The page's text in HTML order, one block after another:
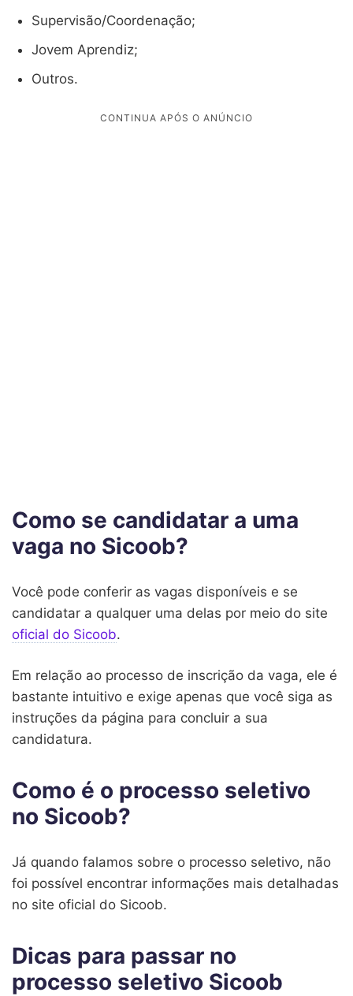
Supervisão/Coordenação;
Jovem Aprendiz;
Outros.
Como se candidatar a uma
vaga no Sicoob?
Você pode conferir as vagas disponíveis e se
candidatar a qualquer uma delas por meio do site
oficial do Sicoob.
Em relação ao processo de inscrição da vaga, ele é
bastante intuitivo e exige apenas que você siga as
instruções da página para concluir a sua
candidatura.
Como é o processo seletivo
no Sicoob?
Já quando falamos sobre o processo seletivo, não
foi possível encontrar informações mais detalhadas
no site oficial do Sicoob.
Dicas para passar no
processo seletivo Sicoob